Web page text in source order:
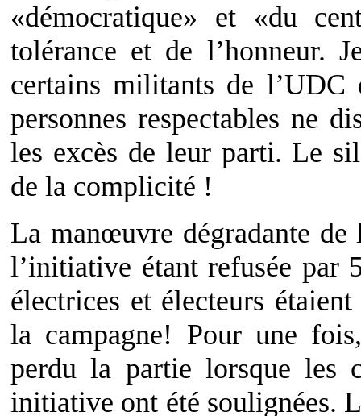
«démocratique» et «du
tolérance et de l’honneur.
certains militants de
personnes respectables ne
les excès de leur parti. Le
de la complicité !
La manœuvre dégradante de
l’initiative étant refusée par
électrices et électeurs
la campagne! Pour une
perdu la partie lorsque les
initiative ont été soulignées.